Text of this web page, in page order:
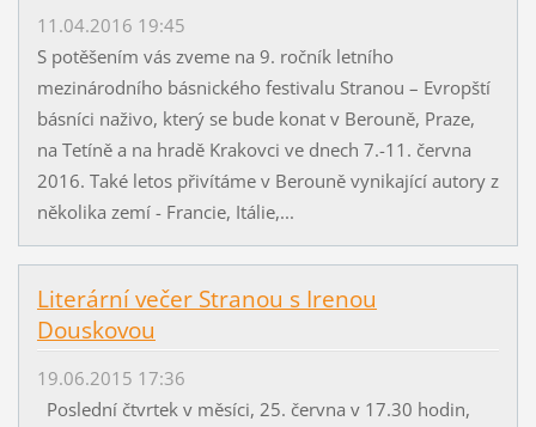
11.04.2016 19:45
S potěšením vás zveme na 9. ročník letního
mezinárodního básnického festivalu Stranou – Evropští
básníci naživo, který se bude konat v Berouně, Praze,
na Tetíně a na hradě Krakovci ve dnech 7.-11. června
2016. Také letos přivítáme v Berouně vynikající autory z
několika zemí - Francie, Itálie,...
Literární večer Stranou s Irenou
Douskovou
19.06.2015 17:36
Poslední čtvrtek v měsíci, 25. června v 17.30 hodin,